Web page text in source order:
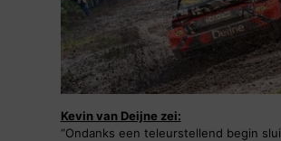
Kevin van Deijne zei:
“Ondanks een teleurstellend begin